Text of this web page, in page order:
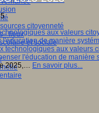
citoyenneté
- lieux
et sociale
aux valeurs
l'éducation de manière
2025,… En savoir plus...